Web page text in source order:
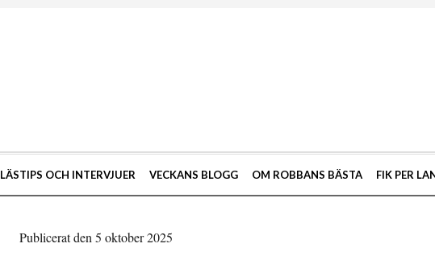
LÄSTIPS OCH INTERVJUER VECKANS BLOGG OM ROBBANS BÄSTA FIK PER
Publicerat den 5 oktober 2025